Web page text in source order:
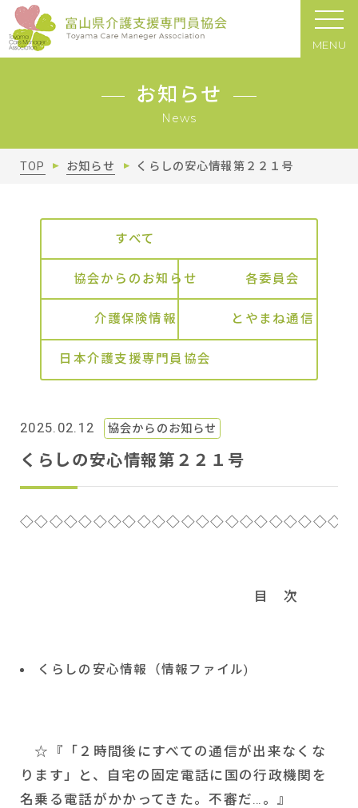
MENU
お知らせ
News
TOP お知らせ くらしの安心情報第２２１号
すべて
協会からのお知らせ 各委員会
介護保険情報 とやまね通信
日本介護支援専門員協会
2025.02.12 協会からのお知らせ
くらしの安心情報第２２１号
目 次
くらしの安心情報（情報ファイル)
☆『「２時間後にすべての通信が出来なくな
ります」と、自宅の固定電話に国の行政機関を
名乗る電話がかかってきた。不審だ…。』